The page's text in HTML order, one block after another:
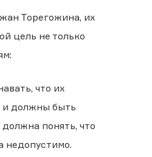
Торегожина, их
цель не только
что их
и должны быть
понять, что
недопустимо.